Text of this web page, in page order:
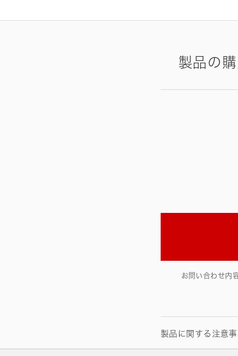
製品の
お問い合わせ内
製品に関する注意